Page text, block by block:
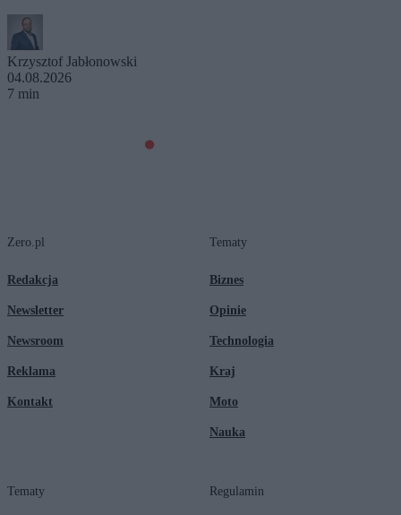
Krzysztof Jabłonowski
04.08.2026
7 min
Zero.pl
Redakcja
Newsletter
Newsroom
Reklama
Kontakt
Tematy
Biznes
Opinie
Technologia
Kraj
Moto
Nauka
Tematy Regulamin